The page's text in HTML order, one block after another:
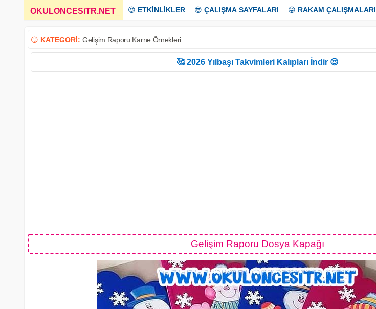
OKULONCESiTR.NET 😍 ETKİNLİKLER 😎 ÇALIŞMA SAYFALARI 😜 RAKAM ÇALIŞMALARI
😏 KATEGORİ: Gelişim Raporu Karne Örnekleri
🥰 2026 Yılbaşı Takvimleri Kalıpları İndir 😍
Gelişim Raporu Dosya Kapağı